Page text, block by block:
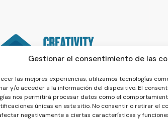
Gestionar el consentimiento de las
las mejores experiencias, utilizamos tecnologías
y/o acceder a la información del dispositivo. El
nos permitirá procesar datos como el
únicas en este sitio. No consentir o retirar el
negativamente a ciertas características y